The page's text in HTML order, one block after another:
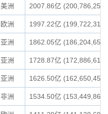
美洲 2007.86亿
欧洲 1997.22亿
亚洲 1862.05亿
亚洲 1728.87亿
亚洲 1626.50亿
非洲 1534.50亿